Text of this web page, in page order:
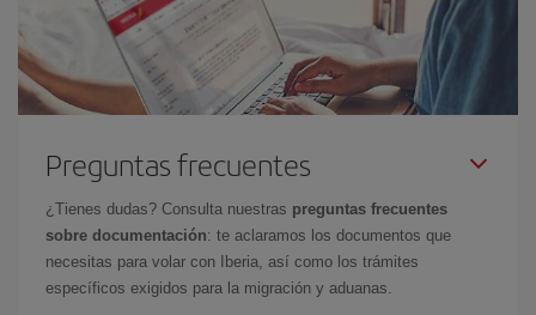
Preguntas frecuentes
¿Tienes dudas? Consulta nuestras preguntas frecuentes
sobre documentación: te aclaramos los documentos que
necesitas para volar con Iberia, así como los trámites
específicos exigidos para la migración y aduanas.